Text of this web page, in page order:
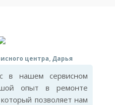
центра, Дарья
в нашем сервисном
опыт в ремонте
позволяет нам